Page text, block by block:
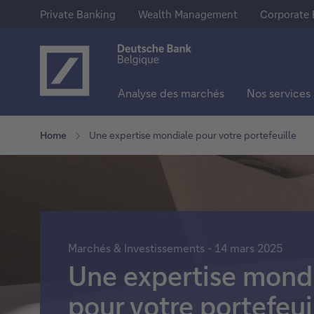
Private Banking Wealth Management Corporate
Analyse des marchés Nos services
Trackers
Fonds
Obligations
Jobs
Home Une expertise mondiale pour votre portefeuille
Marchés & Investissements - 14 mars 2025
Une expertise
pour votre